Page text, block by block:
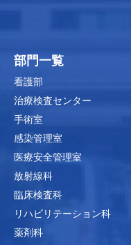
部門一覧
看護部
治療検査センター
手術室
感染管理室
医療安全管理室
放射線科
臨床検査科
リハビリテーション科
薬剤科